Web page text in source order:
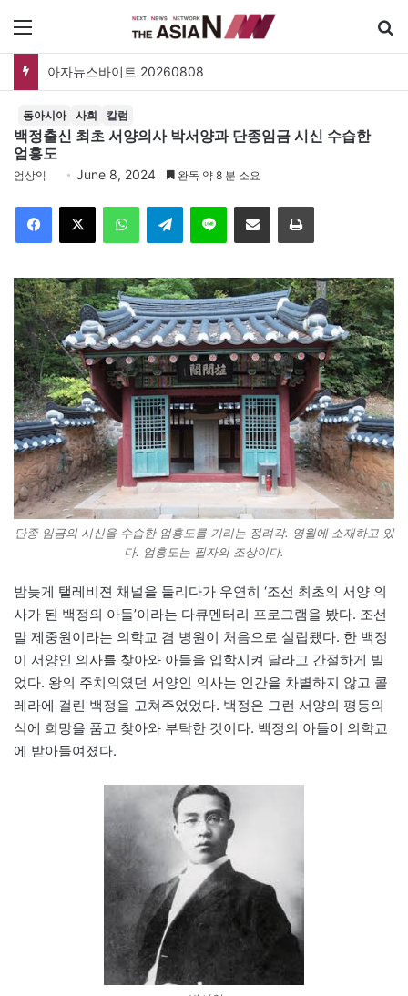
아자뉴스바이트 20260808
동아시아 사회 칼럼
백정출신 최초 서양의사 박서양과 단종임금 시신 수습한
엄흥도
엄상익 June 8, 2024 완독 약 8 분 소요
Telegram 이메일
단종 임금의 시신을 수습한 엄흥도를 기리는 정려각. 영월에 소재하고 있
다. 엄흥도는 필자의 조상이다.
밤늦게 탤레비젼 채널을 돌리다가 우연히 ‘조선 최초의 서양 의
사가 된 백정의 아들’이라는 다큐멘터리 프로그램을 봤다. 조선
말 제중원이라는 의학교 겸 병원이 처음으로 설립됐다. 한 백정
이 서양인 의사를 찾아와 아들을 입학시켜 달라고 간절하게 빌
었다. 왕의 주치의였던 서양인 의사는 인간을 차별하지 않고 콜
레라에 걸린 백정을 고쳐주었었다. 백정은 그런 서양의 평등의
식에 희망을 품고 찾아와 부탁한 것이다. 백정의 아들이 의학교
에 받아들여졌다.